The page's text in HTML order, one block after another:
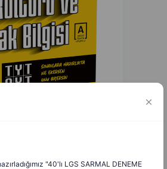
"40'lı LGS SARMAL DENEME